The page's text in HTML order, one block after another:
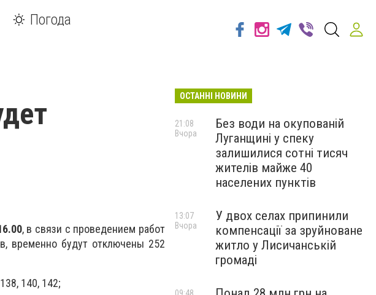
Погода
, в связи с проведением работ
временно будут отключены 252
140, 142;
ОСТАННІ НОВИНИ
Без води на окупованій
Луганщині у спеку
залишилися сотні тисяч
жителів майже 40
населених пунктів
21:08
Вчора
У двох селах припинили
компенсації за зруйноване
житло у Лисичанській
громаді
13:07
Вчора